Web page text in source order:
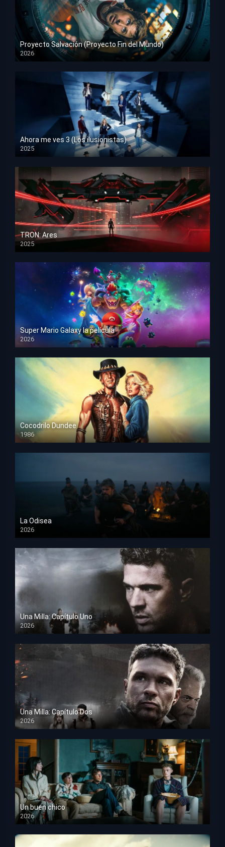
Proyecto Salvación (Proyecto Fin del Mundo)
2026
HD 1080p
Ahora me ves 3 (Los ilusionistas)
2025
HD 1080p
TRON: Ares
2025
HD 1080p
Super Mario Galaxy la película
2026
HD 1080p
Cocodrilo Dundee
1986
HD 1080p
La Odisea
2026
TS Screener
Una Milla: Capítulo Uno
2026
HD 1080p
Una Milla: Capítulo Dos
2026
HD 1080p
Un buen chico
2026
HD 1080p